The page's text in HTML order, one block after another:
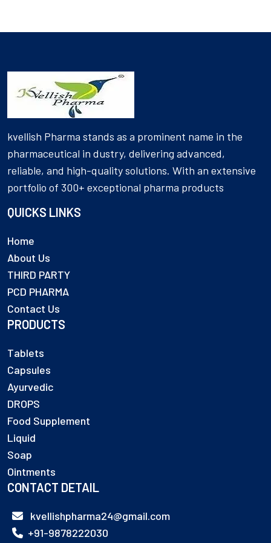
kvellish Pharma stands as a prominent name in the
pharmaceutical in dustry, delivering advanced,
reliable, and high-quality solutions. With an extensive
portfolio of 300+ exceptional pharma products
QUICKS LINKS
Home
About Us
THIRD PARTY
PCD PHARMA
Contact Us
PRODUCTS
Tablets
Capsules
Ayurvedic
DROPS
Food Supplement
Liquid
Soap
Ointments
CONTACT DETAIL
kvellishpharma24@gmail.com
+91-9878222030